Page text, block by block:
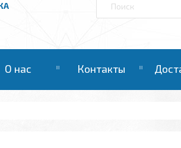
О нас Контакты